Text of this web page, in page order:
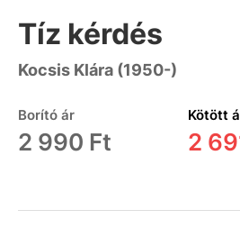
Tíz kérdés
Kocsis Klára (1950-)
Borító ár
2 990 Ft
Kötött
2